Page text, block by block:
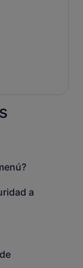
queso,
de
rallado
vegana y
a